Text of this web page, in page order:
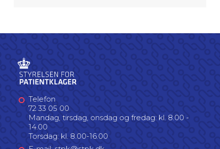
gynækologi eller psykiatri og et
1. Dommere
Formand: Byretsdommer Kirsten Schmidt
Næstformand: Byretsdommer Gry Berdiin
2. Gynækologiske medlemmer
Ledende overlæge Jannie Dalby Salvig
Overlæge Karin Sundberg (suppleant)
Telefon
72 33 05 00
Mandag, tirsdag, onsdag og fredag: kl. 8.00 -
14.00
Torsdag: kl. 8.00-16.00